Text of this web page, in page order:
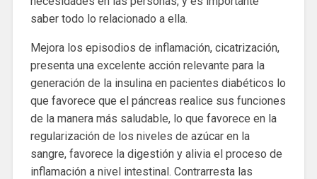
saber todo lo relacionado a ella.
Mejora los episodios de inflamación, cicatrización,
presenta una excelente acción relevante para la
generación de la insulina en pacientes diabéticos lo
que favorece que el páncreas realice sus funciones
de la manera más saludable, lo que favorece en la
regularización de los niveles de azúcar en la
sangre, favorece la digestión y alivia el proceso de
inflamación a nivel intestinal. Contrarresta las